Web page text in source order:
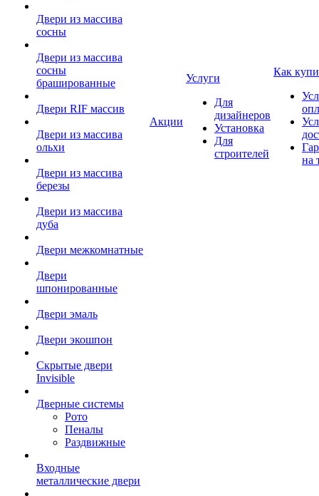
Двери из массива
сосны
Двери из массива
сосны
брашированные
Двери RIF массив
Двери из массива
ольхи
Двери из массива
березы
Двери из массива
дуба
Двери межкомнатные
Двери
шпонированные
Двери эмаль
Двери экошпон
Скрытые двери
Invisible
Дверные системы
Рото
Пеналы
Раздвижные
Входные
металлические двери
Акции
Услуги
Для
дизайнеров
Установка
Для
строителей
Как
на